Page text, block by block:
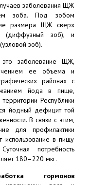
заболевания ЩЖ
зоба. Под зобом
размера ЩЖ сверх
(диффузный зоб), и
зоб).
заболевание ЩЖ,
ее объема и
районах с
йода в пище,
Республики
йодный дефицит той
В связи с этим,
для профилактики
в пищу
потребность
180–220 мкг.
гормонов